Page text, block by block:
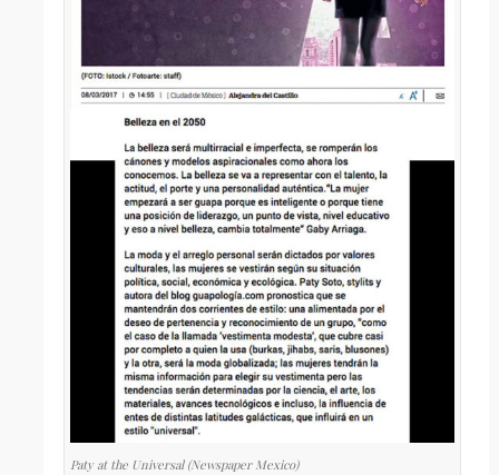
Paty at the Universal (Newspaper Mexico)